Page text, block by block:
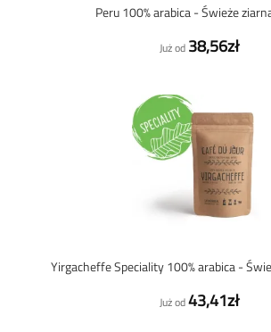
Peru 100% arabica - Świeże
Już od 38,56zł
Yirgacheffe Speciality 100% arabica -
Już od43,41zł